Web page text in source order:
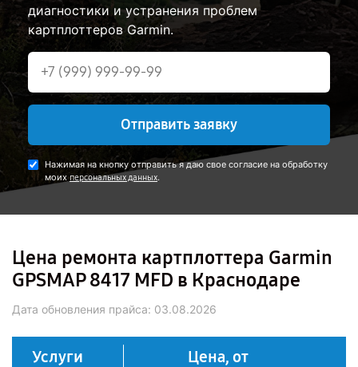
диагностики и устранения проблем
картплоттеров Garmin.
Отправить заявку
Нажимая на кнопку отправить я даю свое согласие на обработку
моихперсональных данных.
Цена ремонта картплоттера Garmin
GPSMAP 8417 MFD в Краснодаре
Дата обновления прайса: 03.08.2026
Услуги Цена, от